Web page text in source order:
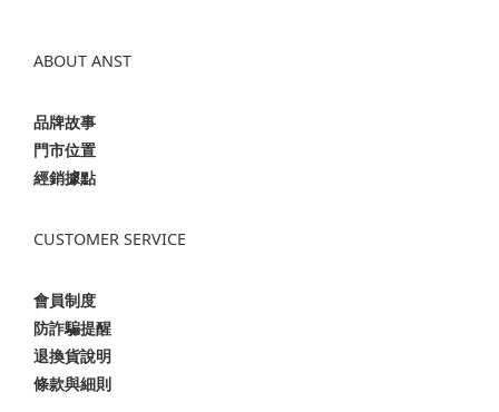
ABOUT ANST
品牌故事
門市位置
經銷據點
CUSTOMER SERVICE
會員制度
防詐騙提醒
退換貨說明
條款與細則